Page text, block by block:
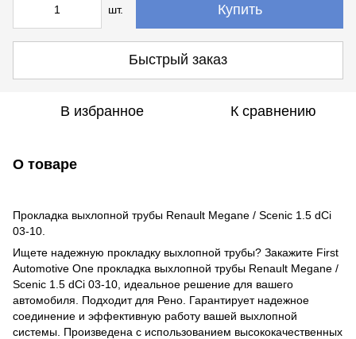
шт. Купить
Быстрый заказ
В избранное К сравнению
О товаре
Прокладка выхлопной трубы Renault Megane / Scenic 1.5 dCi
03-10.
Ищете надежную прокладку выхлопной трубы? Закажите First
Automotive One прокладка выхлопной трубы Renault Megane /
Scenic 1.5 dCi 03-10, идеальное решение для вашего
автомобиля. Подходит для Рено. Гарантирует надежное
соединение и эффективную работу вашей выхлопной
системы. Произведена с использованием высококачественных